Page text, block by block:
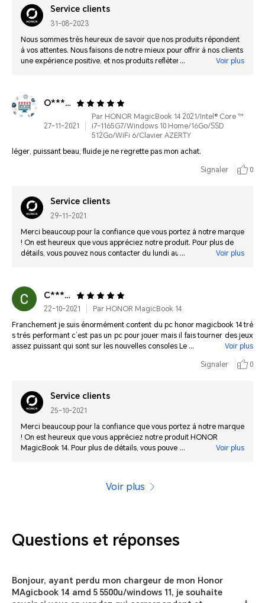
Service clients
31-08-2023
Nous sommes très heureux de savoir que nos produits répondent
à vos attentes. Nous faisons de notre mieux pour offrir à nos clients
une expérience positive, et nos produits reflètent la qualité etVoir plus
O**************
27-11-2021
Par HONOR MagicBook 14 2021/Intel® Core ™
i7-1165G7/Windows 10 Home/16Go/SSD
512Go/WiFi 6/Clavier AZERTY
léger, puissant beau, fluide je ne regrette pas mon achat.
Signaler 0
Service clients
29-11-2021
Merci beaucoup pour la confiance que vous portez à notre marque
! On est heureux que vous appréciez notre produit. Pour plus de
détails, vous pouvez nous contacter du lundi au vendredi, de 9 h à
Voir plus
C*************
22-10-2021
Par HONOR MagicBook 14
Franchement je suis énormément content du pc honor magicbook 14 trè
s très performant c’est pas un pc pour jouer mais il fais tourner des jeux
assez puissant qui sont sur les nouvelles consoles Le Pc est très rapide p
te c cool Bref je recommande le pc vous serez pas déçu et la command
Voir plus
Signaler 0
Service clients
25-10-2021
Merci beaucoup pour la confiance que vous portez à notre marque
! On est heureux que vous appréciez notre produit HONOR
MagicBook 14. Pour plus de détails, vous pouvez nous contacter du
Voir plus
Voir plus
Questions et réponses
Bonjour, ayant perdu mon chargeur de mon Honor
MAgicbook 14 amd 5 5500u/windows 11, je souhaite